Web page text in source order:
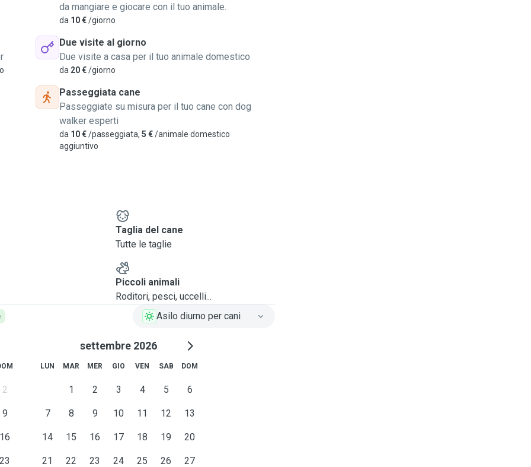
che a loro volta hanno
ho solo 6( tra
me). 🐱🐱🐱🐱🐱🐱
ho avuto un simil Volpino
sorella, la imboccavamo
prescriveva il
molto attivo. Alcune
pincher.( Cane
qualsiasi tipo di
dare da mangiare ai
e, se è un cane
tensione.
da mangiare e giocare con il tuo animale.
da 10 €/giorno
Due visite al giorno
Due visite a casa per il tuo animale domestico
da 20 €/giorno
Passeggiata cane
Passeggiate su misura per il tuo cane con dog
walker esperti
da 10 €/passeggiata, 5 €/animale domestico
aggiuntivo
Taglia del cane
Tutte le taglie
Piccoli animali
Roditori, pesci, uccelli...
Asilo diurno per cani
2
9
16
23
settembre 2026
LUN MAR MER GIO VEN SAB DOM
1 2 3 4 5 6
7 8 9 10 11 12 13
14 15 16 17 18 19 20
21 22 23 24 25 26 27